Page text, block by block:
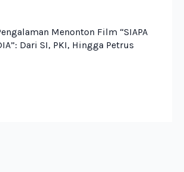
Menonton Film “SIAPA
Dari SI, PKI, Hingga Petrus